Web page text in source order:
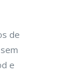
de
e